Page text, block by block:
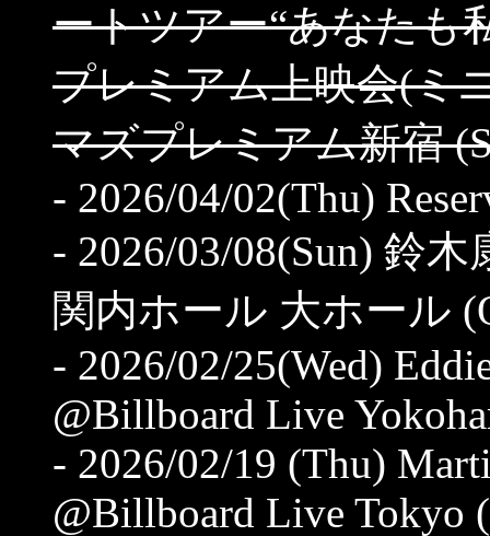
ートツアー“あなたも
プレミアム上映会(ミ
マズプレミアム新宿
- 2026/04/02(Thu)
- 2026/03/08(Sun) 鈴
関内ホール 大ホール
- 2026/02/25(Wed)
@Billboard Live
- 2026/02/19 (Thu)
@Billboard Live Tokyo